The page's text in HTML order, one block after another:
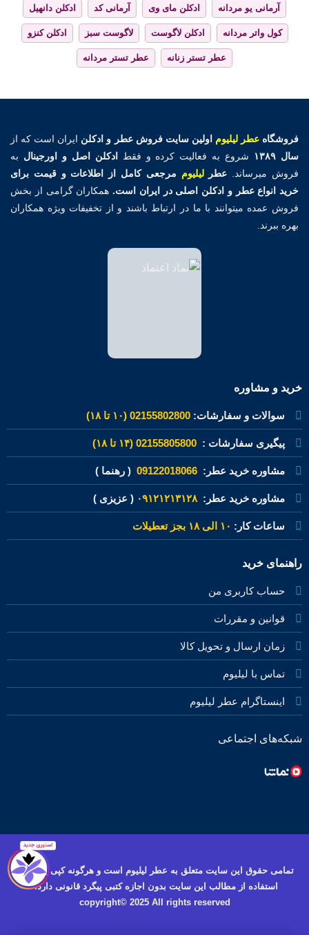
آرمانی یو مردانه ادکلن مای وی آرمانی کد ادکلن دانهیل
کول واتر مردانه ادکلن لاگوست لاگوست سبز ادکلن کنزو
عطر تستر زنانه عطر تستر مردانه
فروشگاهعطر لیلیوم اولین سایت فروش عطر و ادکلن ایران است که از
سال ۱۳۸۹
شروع به فعالیت کرده و فقط ادکلن اصل و اورجینال به
فروش میرساند. عطرلیلیوم مرجعی کامل از اطلاعات و قیمت برای
خرید انواع عطر و ادکلن اصلی در ایران است. همکاران گرامی از بخش
فروش عمده میتوانند با ما در ارتباط باشند و از تخفیفات ویژه همکاران
بهره ببرند.
خرید و مشاوره
سوالات و سفارشات: 02155802800 (۱۰ تا ۱۸)
پیگیری سفارشات : 02155805800 (۱۴ تا ۱۸)
مشاوره خرید عطر: 09122018066 ( رهنما )
مشاوره خرید عطر: ۰۹۱۲۱۲۱۳۱۲۸ ( عزیزی )
ساعات کار: ۱۰ الی ۱۸ بجز تعطیلات
راهنمای خرید
حساب کاربری من
قوانین و مقررات
زمان ارسال و تحویل کالا
تماس با لیلیوم
اینستاگرام عطر لیلیوم
شبکه‌های اجتماعی
تمامی حقوق این سایت متعلق به عطر لیلیوم است و هرگونه کپی برداری و
استفاده از مطالب این سایت بدون اجازه کتبی پیگرد قانونی دارد.
copyright© 2025 All rights reserved